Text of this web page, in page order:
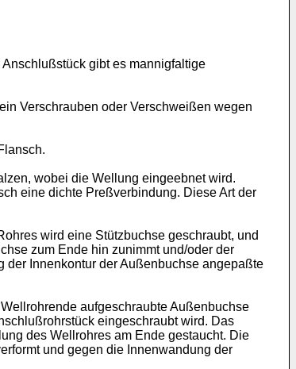
gibt es mannigfaltige
Verschrauben oder Verschweißen wegen
wobei die Wellung eingeebnet wird.
eine dichte Preßverbindung. Diese Art der
wird eine Stützbuchse geschraubt, und
zum Ende hin zunimmt und/oder der
der Innenkontur der Außenbuchse angepaßte
aufgeschraubte Außenbuchse
eingeschraubt wird. Das
des Wellrohres am Ende gestaucht. Die
und gegen die Innenwandung der